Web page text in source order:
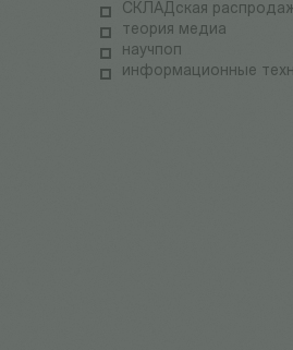
СКЛАДская
теория медиа
научпоп
информационные